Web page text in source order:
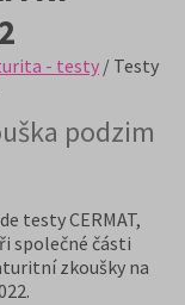
- testy / Testy
podzim
testy CERMAT,
společné části
zkoušky na